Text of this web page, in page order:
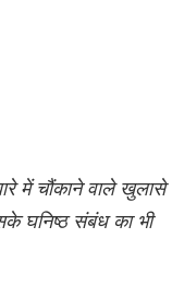
में चौंकाने वाले खुलासे
घनिष्ठ संबंध का भी